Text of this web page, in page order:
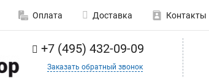
Оплата Доставка Контакты
+7 (495) 432-09-09
Заказать обратный звонок